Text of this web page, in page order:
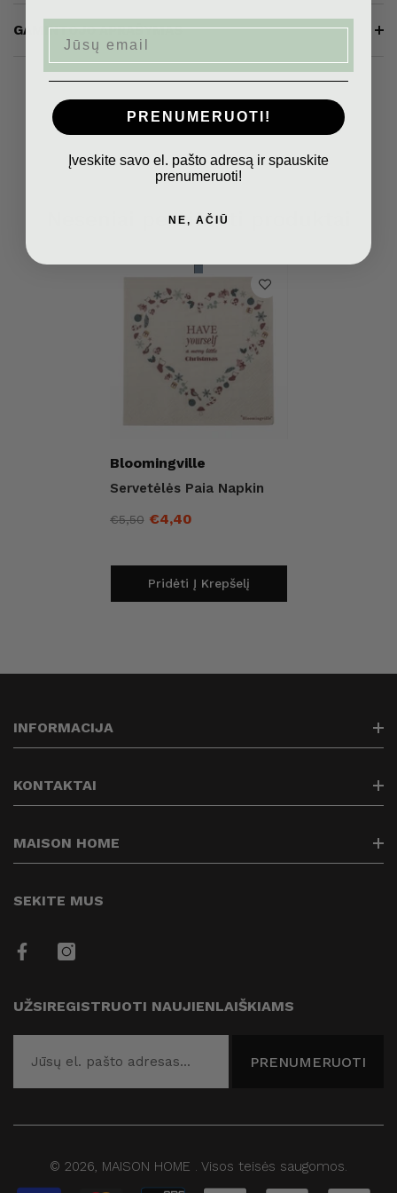
GAMINTOJO APRAŠYMAS
Neseniai peržiūrėti produktai
Pardavėjas:
Bloomingville
Servetėlės Paia Napkin
kaina
€5,50
kaina
€4,40
Pridėti Į Krepšelį
INFORMACIJA
Paieška
Kontaktai
Prekių pristatymas
Prekių grąžinimas
Privatumo politika
Taisyklės
Blogas
KONTAKTAI
info@maisonhome.lt
+37061313514
MAISON HOME
Kuriame Jūsų namų jaukumą
SEKITE MUS
UŽSIREGISTRUOTI NAUJIENLAIŠKIAMS
PRENUMERUOTI
© 2026, MAISON HOME . Visos teisės saugomos.
PRENUMERUOTI!
Įveskite savo el. pašto adresą ir spauskite
prenumeruoti!
NE, AČIŪ